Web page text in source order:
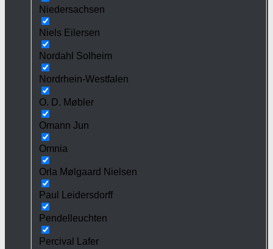
Niedersachsen
Niels Eilersen
Nordahl Solheim
Nordrhein-Westfalen
O. D. Møbler
Omann Jun
Omnia
Orla Mølgaard Nielsen
Paul Leidersdorff
Pendelleuchten
Percival Lafer